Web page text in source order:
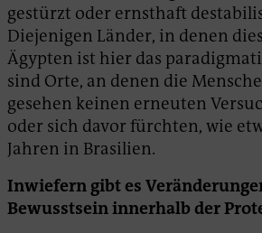
gestürzt oder ernsthaft
Diejenigen Länder, in denen
Ägypten ist hier das
sind Orte, an denen die
gesehen keinen erneuten
oder sich davor fürchten, wie
Jahren in Brasilien.
Inwiefern gibt es
Bewusstsein innerhalb der